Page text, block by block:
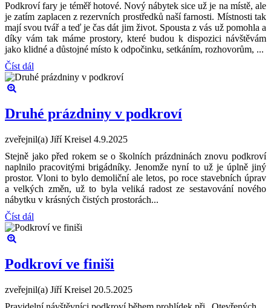
Podkroví fary je téměř hotové. Nový nábytek sice už je na místě, ale
je zatím zaplacen z rezervních prostředků naší farnosti. Místnosti tak
mají svou tvář a teď je čas dát jim život. Spousta z vás už pomohla a
díky vám tak máme prostory, které budou k dispozici návštěvám
jako klidné a důstojné místo k odpočinku, setkáním, rozhovorům, ...
Číst dál
Druhé prázdniny v podkroví
zveřejnil(a) Jiří Kreisel 4.9.2025
Stejně jako před rokem se o školních prázdninách znovu podkroví
naplnilo pracovitými brigádníky. Jenomže nyní to už je úplně jiný
prostor. Vloni to bylo demoliční ale letos, po roce stavebních úprav
a velkých změn, už to byla veliká radost ze sestavování nového
nábytku v krásných čistých prostorách...
Číst dál
Podkroví ve finiši
zveřejnil(a) Jiří Kreisel 20.5.2025